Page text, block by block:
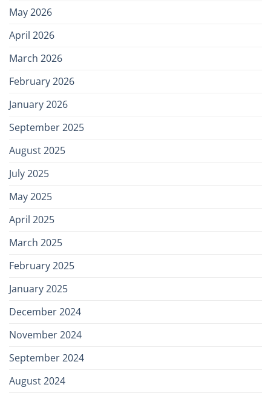
May 2026
April 2026
March 2026
February 2026
January 2026
September 2025
August 2025
July 2025
May 2025
April 2025
March 2025
February 2025
January 2025
December 2024
November 2024
September 2024
August 2024